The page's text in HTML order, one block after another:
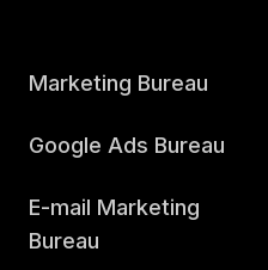
Marketing Bureau
Google Ads Bureau
E-mail Marketing
Bureau